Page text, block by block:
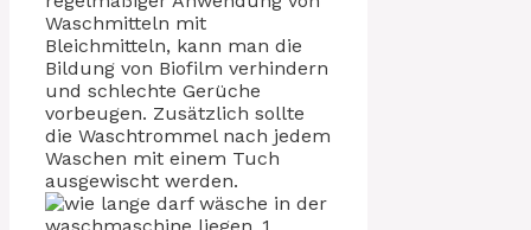
Waschmitteln mit
Bleichmitteln, kann man die
Bildung von Biofilm verhindern
und schlechte Gerüche
vorbeugen. Zusätzlich sollte
die Waschtrommel nach jedem
Waschen mit einem Tuch
ausgewischt werden.